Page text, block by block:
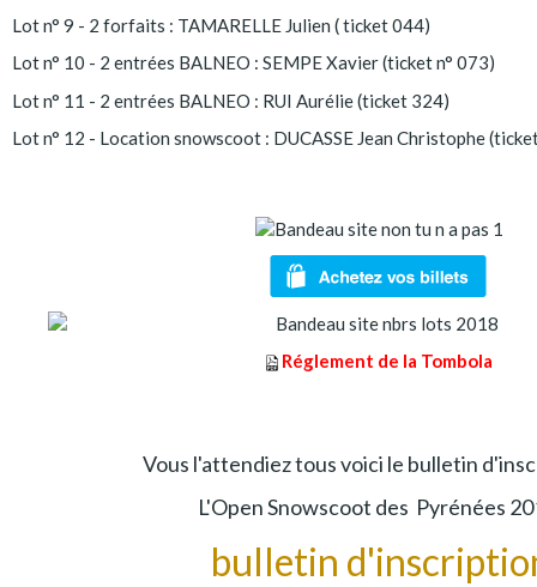
Lot n° 9 - 2 forfaits : TAMARELLE Julien ( ticket 044)
Lot n° 10 - 2 entrées BALNEO : SEMPE Xavier (ticket n° 073)
Lot n° 11 - 2 entrées BALNEO : RUI Aurélie (ticket 324)
Lot n° 12 - Location snowscoot : DUCASSE Jean Christophe
Réglement de la Tombola
Vous l'attendiez tous voici le bulletin
L'Open Snowscoot des Pyrénées
bulletin